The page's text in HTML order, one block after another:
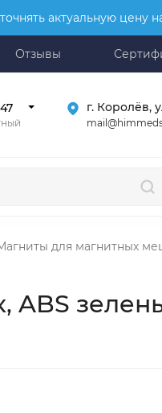
актуальную цену
Отзывы
г. Королёв,
для магнитных
ABS